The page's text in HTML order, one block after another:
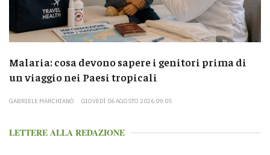
Malaria: cosa devono sapere i genitori prima di
un viaggio nei Paesi tropicali
GABRIELE MARCHIANÒ GIOVEDÌ 06 AGOSTO 2026 09:05
LETTERE ALLA REDAZIONE